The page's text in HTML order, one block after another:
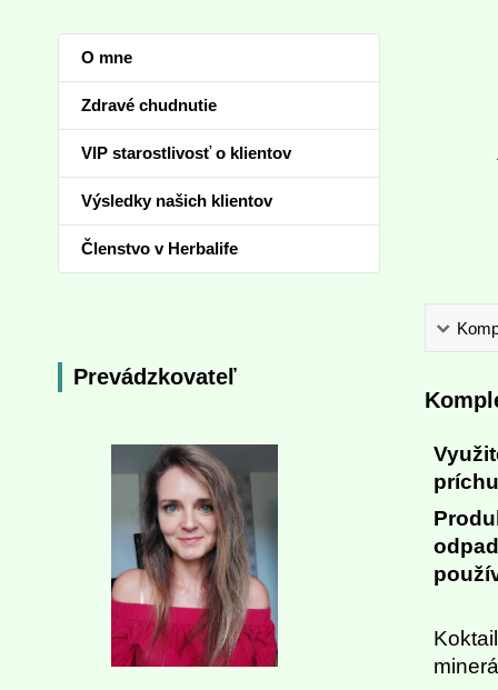
O mne
Zdravé chudnutie
VIP starostlivosť o klientov
Výsledky našich klientov
Členstvo v Herbalife
Prevádzkovateľ